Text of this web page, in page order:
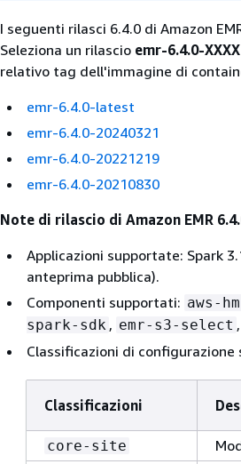
I seguenti rilasci 6.4.0 di Amazon
Seleziona un rilascio emr-6.4.0-XXXX
relativo tag dell'immagine di
emr-6.4.0-latest
emr-6.4.0-20240321
emr-6.4.0-20221219
emr-6.4.0-20210830
Note di rilascio di Amazon EMR
Applicazioni supportate: Spark
anteprima pubblica).
Componenti supportati: aws-
spark-sdk , emr-s3-select ,
Classificazioni di configurazione
Classificazioni
core-site